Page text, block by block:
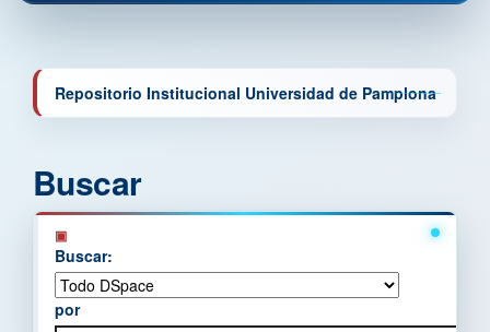
Repositorio Institucional Universidad de Pamplona
Buscar
Buscar:
por